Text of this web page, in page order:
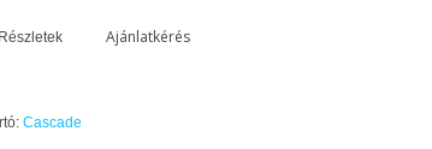
Részletek Ajánlatkérés
Cascade